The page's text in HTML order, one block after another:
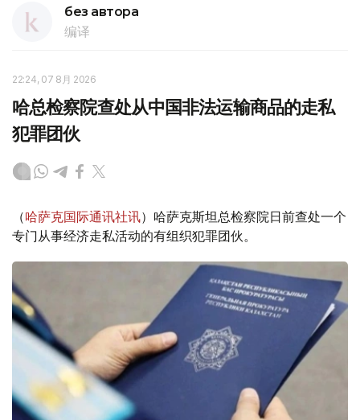
без автора
编译
22:24, 07 8月 2026
哈总检察院查处从中国非法运输商品的走私
犯罪团伙
（哈萨克国际通讯社讯）哈萨克斯坦总检察院日前查处一个
专门从事经济走私活动的有组织犯罪团伙。